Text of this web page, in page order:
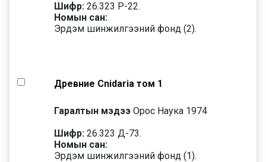
Шифр: 26.323 Р-22.
Номын сан:
Эрдэм шинжилгээний фонд (2).
Древние Cnidaria том 1
Гаралтын мэдээ Орос Наука 1974
Шифр: 26.323 Д-73.
Номын сан:
Эрдэм шинжилгээний фонд (1).